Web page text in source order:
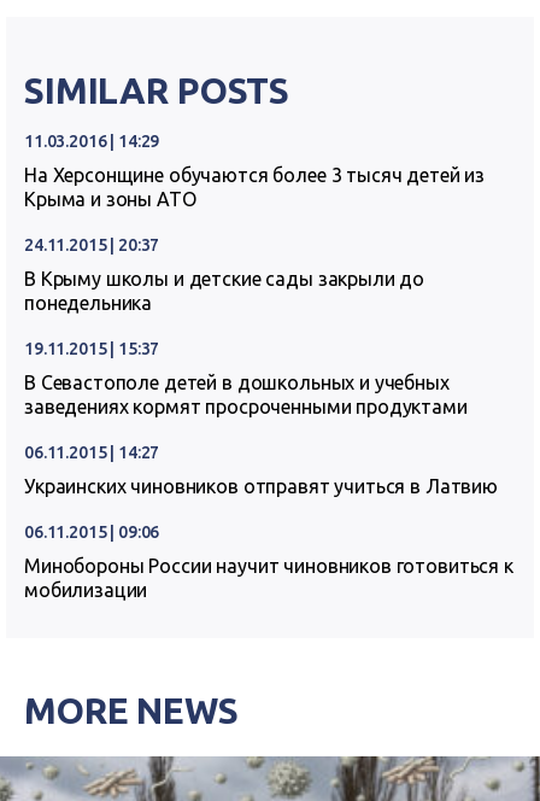
SIMILAR POSTS
11.03.2016 | 14:29
На Херсонщине обучаются более 3 тысяч детей из
Крыма и зоны АТО
24.11.2015 | 20:37
В Крыму школы и детские сады закрыли до
понедельника
19.11.2015 | 15:37
В Севастополе детей в дошкольных и учебных
заведениях кормят просроченными продуктами
06.11.2015 | 14:27
Украинских чиновников отправят учиться в Латвию
06.11.2015 | 09:06
Минобороны России научит чиновников готовиться к
мобилизации
MORE NEWS